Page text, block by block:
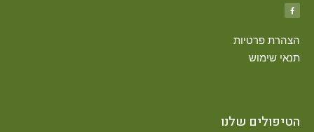
הצהרת פרטיות
תנאי שימוש
הטיפולים שלנו